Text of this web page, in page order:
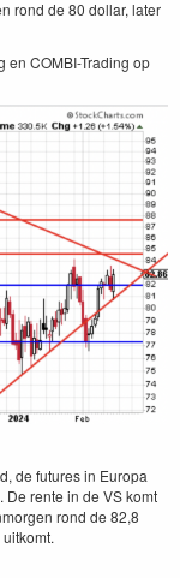
rond de 80 dollar, later
en COMBI-Trading op
de futures in Europa
De rente in de VS komt
rond de 82,8